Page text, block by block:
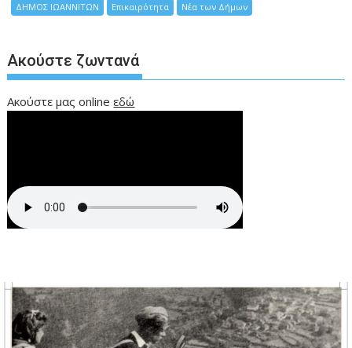
ΔΗΜΟΣ ΙΩΑΝΝΙΤΩΝ Επικαιρότητα Νέα των Δήμων
Ακούστε ζωντανά
Ακούστε μας onlineεδώ